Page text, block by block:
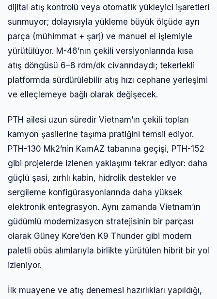
dijital atış kontrolü veya otomatik yükleyici işaretleri
sunmuyor; dolayısıyla yükleme büyük ölçüde ayrı
parça (mühimmat + şarj) ve manuel el işlemiyle
yürütülüyor. M-46’nın çekili versiyonlarında kısa
atış döngüsü 6–8 rdm/dk civarındaydı; tekerlekli
platformda sürdürülebilir atış hızı cephane yerleşimi
ve elleçlemeye bağlı olarak değişecek.
PTH ailesi uzun süredir Vietnam’ın çekili topları
kamyon şasilerine taşıma pratiğini temsil ediyor.
PTH-130 Mk2’nin KamAZ tabanına geçişi, PTH-152
gibi projelerde izlenen yaklaşımı tekrar ediyor: daha
güçlü şasi, zırhlı kabin, hidrolik destekler ve
sergileme konfigürasyonlarında daha yüksek
elektronik entegrasyon. Aynı zamanda Vietnam’ın
güdümlü modernizasyon stratejisinin bir parçası
olarak Güney Kore’den K9 Thunder gibi modern
paletli obüs alımlarıyla birlikte yürütülen hibrit bir yol
izleniyor.
İlk muayene ve atış denemesi hazırlıkları yapıldığı,